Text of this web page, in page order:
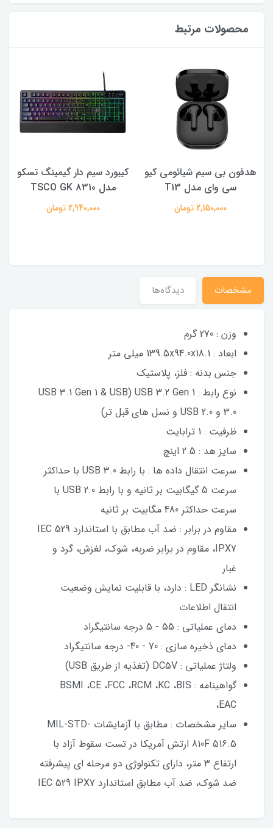
محصولات مرتبط
هدفون بی سیم شیائومی کیو
سی وای مدل T13
2,150,000 تومان
کیبورد سیم دار گیمینگ تسکو
مدل TSCO GK 8310
2,940,000 تومان
مشخصات دیدگاه‌ها
وزن : 270 گرم
ابعاد : 139.5x94.0x18.1 میلی متر
جنس بدنه : فلز، پلاستیک
نوع رابط : USB 3.2 Gen 1 (USB 3.1 Gen 1 & USB
3.0 و USB 2.0 و نسل های قبل تر)
ظرفیت : 1 ترابایت
سایز هد : 2.5 اینچ
سرعت انتقال داده‌ ها : با رابط USB 3.0 با حداکثر
سرعت 5 گیگابیت بر ثانیه و با رابط USB 2.0 با
سرعت حداکثر 480 مگابیت بر ثانیه
مقاوم در برابر : ضد آب مطابق با استاندارد IEC 529
IPX7، مقاوم در برابر ضربه، شوک، لغزش، گرد و
غبار
نشانگر LED : دارد، با قابلیت نمایش وضعیت
انتقال اطلاعات
دمای عملیاتی : 55 - 5 درجه سانتیگراد
دمای ذخیره سازی : 70 - 40- درجه سانتیگراد
ولتاژ عملیاتی : DC5V (تغذیه از طریق USB)
گواهینامه : BSMI ،CE ،FCC ،RCM ،KC ،BIS
،EAC
سایر مشخصات : مطابق با آزمایشات MIL-STD-
810F 516.5 ارتش آمریکا در تست سقوط آزاد با
ارتفاع 3 متر، دارای تکنولوژی دو مرحله‌‌ ای پیشرفته
ضد شوک، ضد آب مطابق استاندارد IEC 529 IPX7